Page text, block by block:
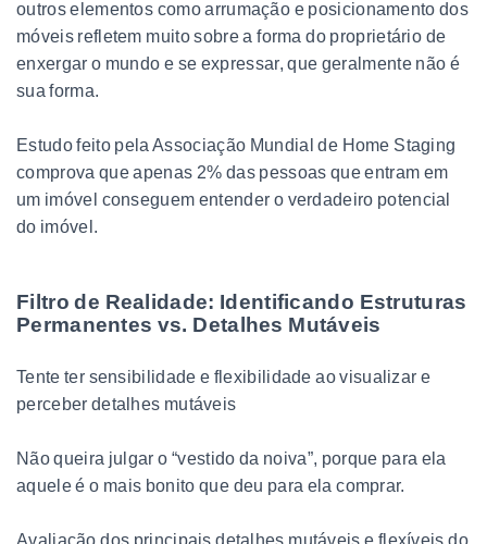
outros elementos como arrumação e posicionamento dos
móveis refletem muito sobre a forma do proprietário de
enxergar o mundo e se expressar, que geralmente não é
sua forma.
Estudo feito pela Associação Mundial de Home Staging
comprova que apenas 2% das pessoas que entram em
um imóvel conseguem entender o verdadeiro potencial
do imóvel.
Filtro de Realidade: Identificando Estruturas
Permanentes vs. Detalhes Mutáveis
Tente ter sensibilidade e flexibilidade ao visualizar e
perceber detalhes mutáveis
Não queira julgar o “vestido da noiva”, porque para ela
aquele é o mais bonito que deu para ela comprar.
Avaliação dos principais detalhes mutáveis e flexíveis do